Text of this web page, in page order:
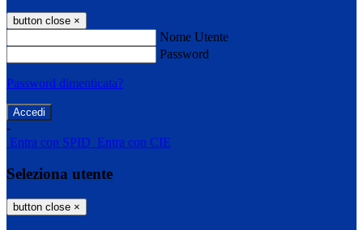
button close ×
Nome Utente
Password
Password dimenticata?
-
Entra con SPID Entra con CIE
Seleziona utente
button close ×